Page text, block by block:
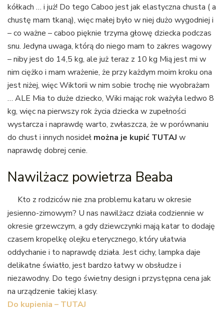
kółkach … i już! Do tego Caboo jest jak elastyczna chusta ( a
chustę mam tkaną), więc małej było w niej dużo wygodniej i
– co ważne – caboo pięknie trzyma głowę dziecka podczas
snu. Jedyna uwaga, którą do niego mam to zakres wagowy
– niby jest do 14,5 kg, ale już teraz z 10 kg Mią jest mi w
nim ciężko i mam wrażenie, że przy każdym moim kroku ona
jest niżej, więc Wiktorii w nim sobie trochę nie wyobrażam
… ALE Mia to duże dziecko, Wiki mając rok ważyła ledwo 8
kg, więc na pierwszy rok życia dziecka w zupełności
wystarcza i naprawdę warto, zwłaszcza, że w porównaniu
do chust i innych nosideł można je kupić TUTAJ w
naprawdę dobrej cenie.
Nawilżacz powietrza Beaba
Kto z rodziców nie zna problemu kataru w okresie
jesienno-zimowym? U nas nawilżacz działa codziennie w
okresie grzewczym, a gdy dziewczynki mają katar to dodaję
czasem kropelkę olejku eterycznego, który ułatwia
oddychanie i to naprawdę działa. Jest cichy, lampka daje
delikatne światło, jest bardzo łatwy w obsłudze i
niezawodny. Do tego świetny design i przystępna cena jak
na urządzenie takiej klasy.
Do kupienia – TUTAJ